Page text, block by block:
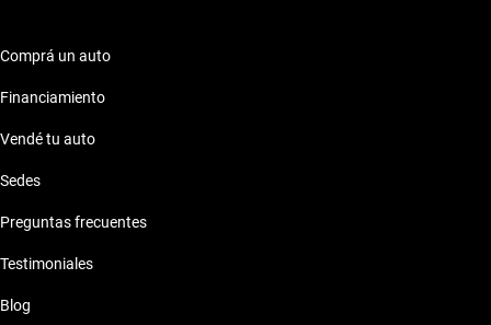
Subaru Legacy 2003 de 8 millones de pesos
Comprá un auto
Financiamiento
Vendé tu auto
Sedes
Preguntas frecuentes
Testimoniales
Blog